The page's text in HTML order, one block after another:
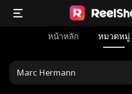
หน้าหลัก หมวดหมู่
Marc Hermann